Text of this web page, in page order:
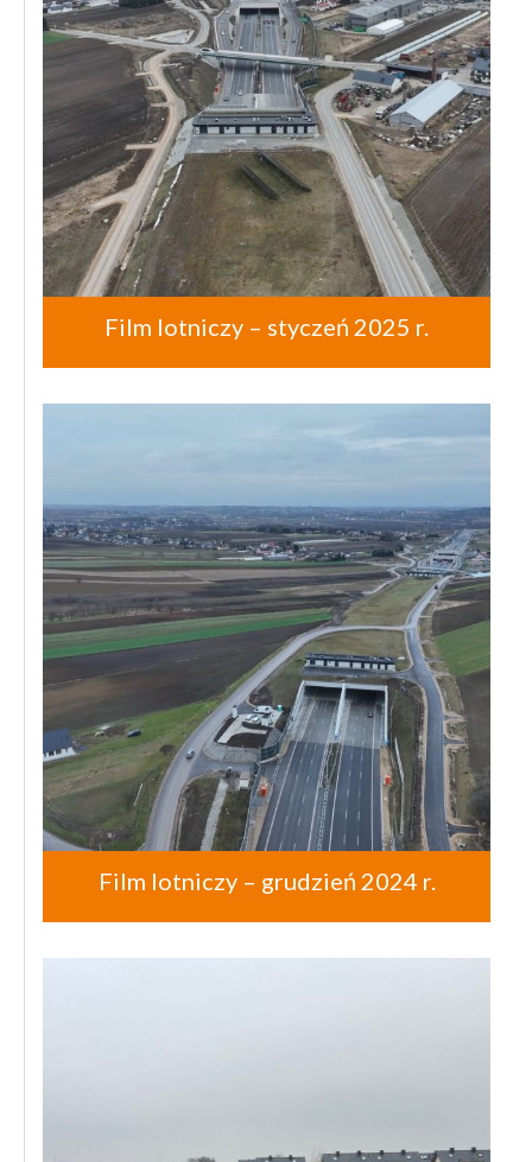
Film lotniczy – styczeń 2025 r.
Film lotniczy – grudzień 2024 r.